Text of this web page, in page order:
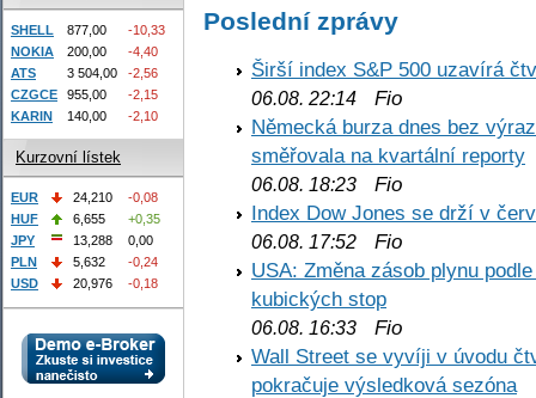
Poslední zprávy
Širší index S&P 500 uzavírá
06.08. 22:14 Fio
Německá burza dnes bez
směřovala na kvartální reporty
06.08. 18:23 Fio
Index Dow Jones se drží v
06.08. 17:52 Fio
USA: Změna zásob plynu
kubických stop
06.08. 16:33 Fio
Wall Street se vyvíji v úvodu
pokračuje výsledková sezóna
SHELL 877,00
-10,33
NOKIA
200,00
-4,40
ATS
3 504,00
-2,56
CZGCE
955,00
-2,15
KARIN
140,00 -2,10
Kurzovní lístek
EUR 24,210
-0,08
HUF
6,655
+0,35
JPY
13,288
0,00
PLN
5,632
-0,24
USD
20,976 -0,18